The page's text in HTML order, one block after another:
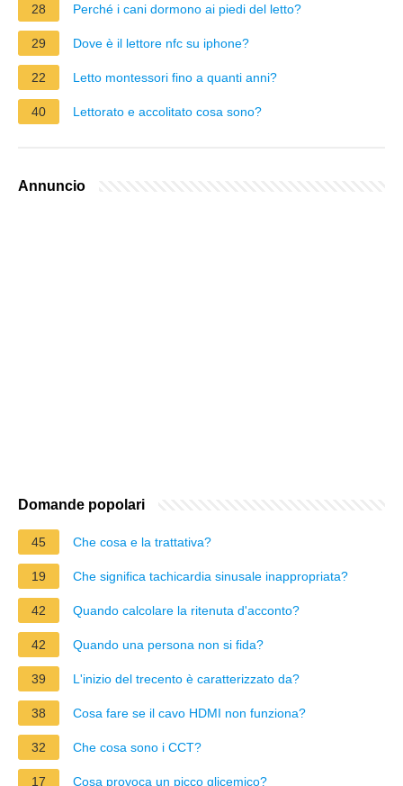
28 Perché i cani dormono ai piedi del letto?
29 Dove è il lettore nfc su iphone?
22 Letto montessori fino a quanti anni?
40 Lettorato e accolitato cosa sono?
Annuncio
Domande popolari
45 Che cosa e la trattativa?
19 Che significa tachicardia sinusale inappropriata?
42 Quando calcolare la ritenuta d'acconto?
42 Quando una persona non si fida?
39 L'inizio del trecento è caratterizzato da?
38 Cosa fare se il cavo HDMI non funziona?
32 Che cosa sono i CCT?
17 Cosa provoca un picco glicemico?